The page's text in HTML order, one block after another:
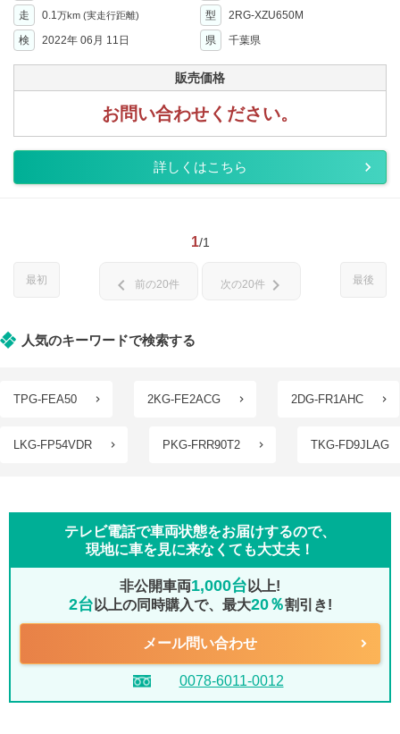
走 0.1万km (実走行距離) 型
2RG-XZU650M
検
2022年 06月 11日 県 千葉県
販売価格
お問い合わせください。
詳しくはこちら
1/1
最初 最後
chevron_left 前の20件 次の20件 chevron_right
人気のキーワードで検索する
TPG-FEA50 2KG-FE2ACG 2DG-FR1AHC
LKG-FP54VDR PKG-FRR90T2 TKG-FD9JLAG
テレビ電話で車両状態をお届けするので、
現地に車を見に来なくても大丈夫！
非公開車両1,000台 以上!
2台 以上の同時購入で、最大20％割引き!
メール問い合わせ
0078-6011-0012